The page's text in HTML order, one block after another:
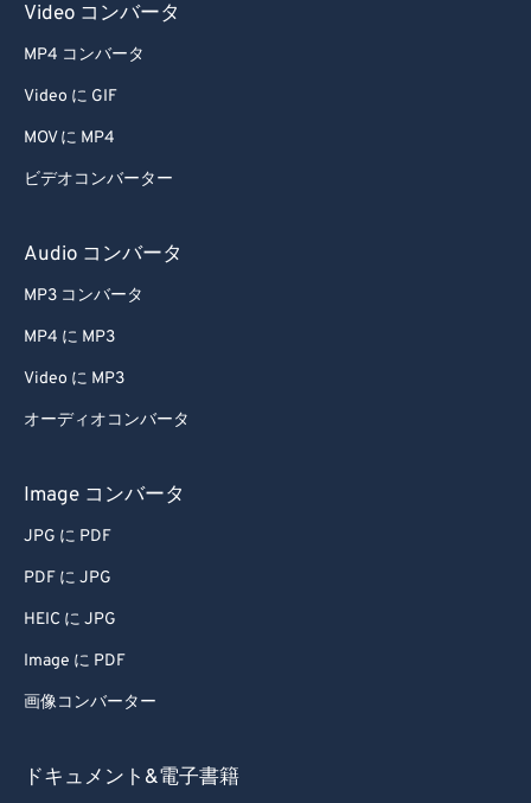
Video コンバータ
MP4 コンバータ
Video に GIF
MOV に MP4
ビデオコンバーター
Audio コンバータ
MP3 コンバータ
MP4 に MP3
Video に MP3
オーディオコンバータ
Image コンバータ
JPG に PDF
PDF に JPG
HEIC に JPG
Image に PDF
画像コンバーター
ドキュメント&電子書籍